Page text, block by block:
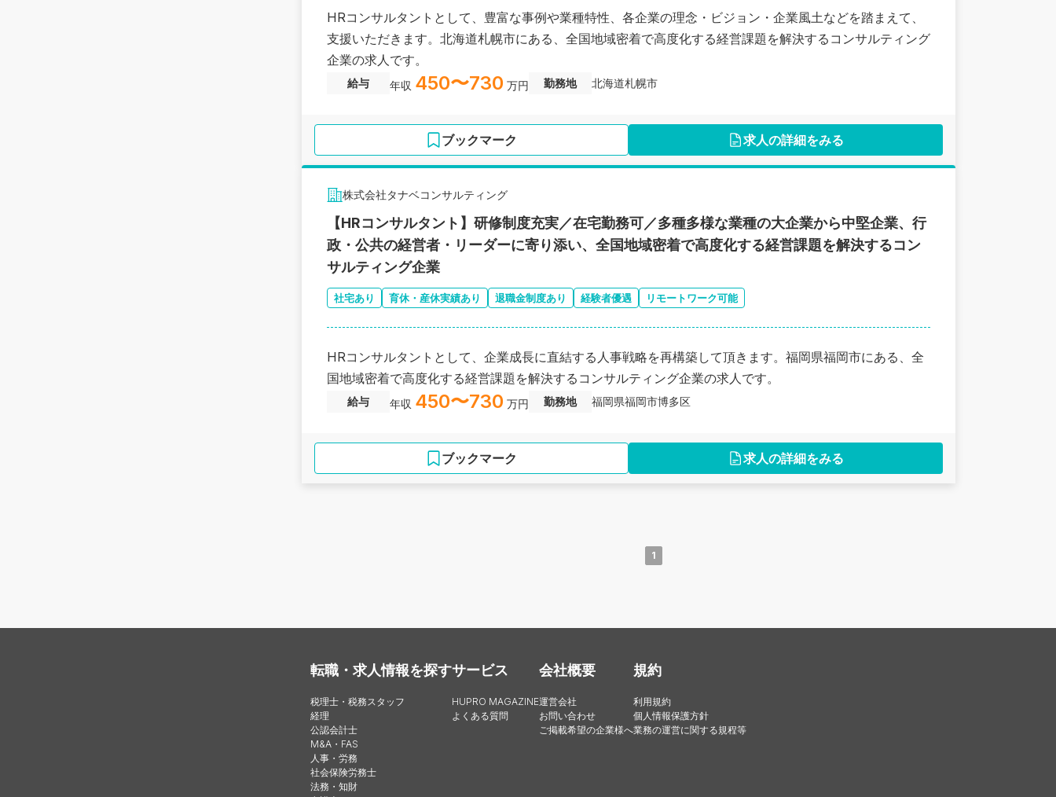
HRコンサルタントとして、豊富な事例や業種特性、各企業の理念・ビジョン・企業風土などを踏まえて、
支援いただきます。北海道札幌市にある、全国地域密着で高度化する経営課題を解決するコンサルティング
企業の求人です。
給与 年収 450〜730 万円 勤務地 北海道札幌市
ブックマーク 求人の詳細をみる
株式会社タナベコンサルティング
【HRコンサルタント】研修制度充実／在宅勤務可／多種多様な業種の大企業から中堅企業、行
政・公共の経営者・リーダーに寄り添い、全国地域密着で高度化する経営課題を解決するコン
サルティング企業
社宅あり 育休・産休実績あり 退職金制度あり 経験者優遇 リモートワーク可能
HRコンサルタントとして、企業成長に直結する人事戦略を再構築して頂きます。福岡県福岡市にある、全
国地域密着で高度化する経営課題を解決するコンサルティング企業の求人です。
給与 年収 450〜730 万円 勤務地 福岡県福岡市博多区
ブックマーク 求人の詳細をみる
1
転職・求人情報を探す
税理士・税務スタッフ
経理
公認会計士
M&A・FAS
人事・労務
社会保険労務士
法務・知財
サービス
HUPRO MAGAZINE
よくある質問
会社概要
運営会社
お問い合わせ
ご掲載希望の企業様へ
規約
利用規約
個人情報保護方針
業務の運営に関する規程等